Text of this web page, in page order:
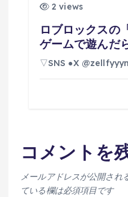
2 views
ロブロックスの
ゲームで遊んだ
▽SNS ●X
コメントを
メールアドレスが公開され
ている欄は必須項目です